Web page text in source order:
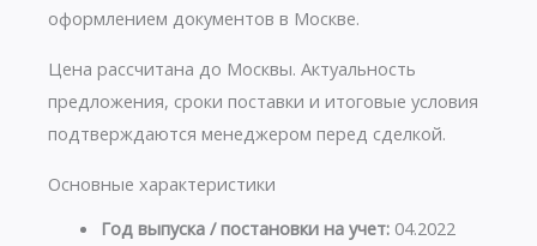
оформлением документов в Москве.
Цена рассчитана до Москвы. Актуальность
предложения, сроки поставки и итоговые условия
подтверждаются менеджером перед сделкой.
Основные характеристики
Год выпуска / постановки на учет:04.2022